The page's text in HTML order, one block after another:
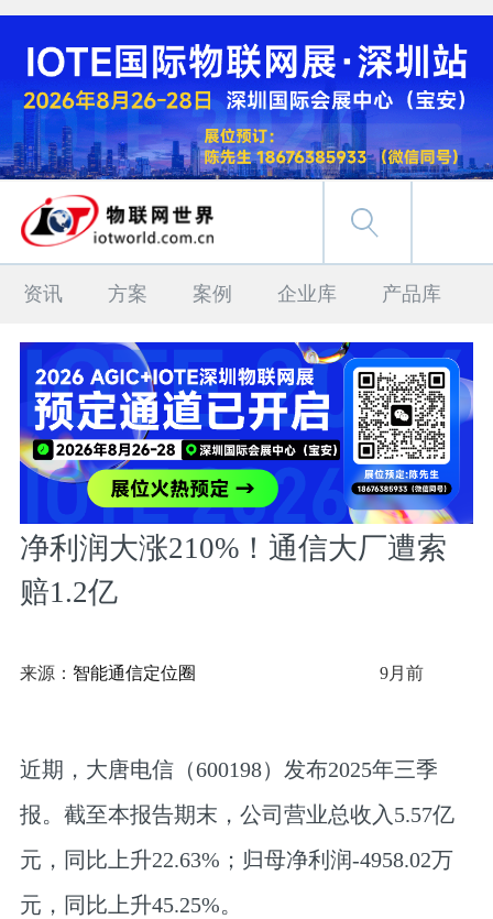
资讯 方案 案例 企业库 产品库
净利润大涨210%！通信大厂遭索
赔1.2亿
来源： 智能通信定位圈 9月前
近期，大唐电信（600198）发布2025年三季
报。截至本报告期末，公司营业总收入5.57亿
元，同比上升22.63%；归母净利润-4958.02万
元，同比上升45.25%。